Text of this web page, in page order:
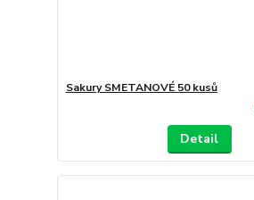
Sakury SMETANOVÉ 50 kusů
Detail